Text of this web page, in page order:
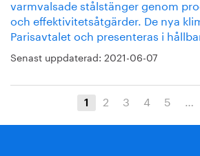
varmvalsade stålstänger genom
och effektivitetsåtgärder. De nya
Parisavtalet och presenteras i
Senast uppdaterad: 2021-06-07
1 2 3 4 5 …